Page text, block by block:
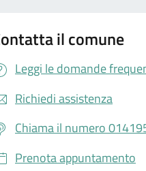
il comune
Leggi le domande
Richiedi assistenza
Chiama il numero
Prenota appuntamento